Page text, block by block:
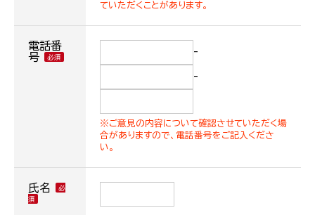
ていただくことがあります。
電話番
号
-
-
※ご意見の内容について確認させていただく場
合がありますので、電話番号をご記入くださ
い。
氏名